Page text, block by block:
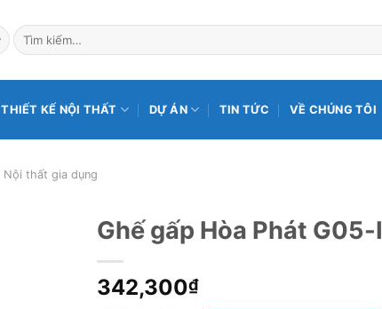
Tìm
kiếm:
THIẾT KẾ NỘI THẤT DỰ ÁN TIN TỨC VỀ CHÚNG TÔI
Nội thất gia dụng
Ghế gấp Hòa Phát G05-I
342,300₫